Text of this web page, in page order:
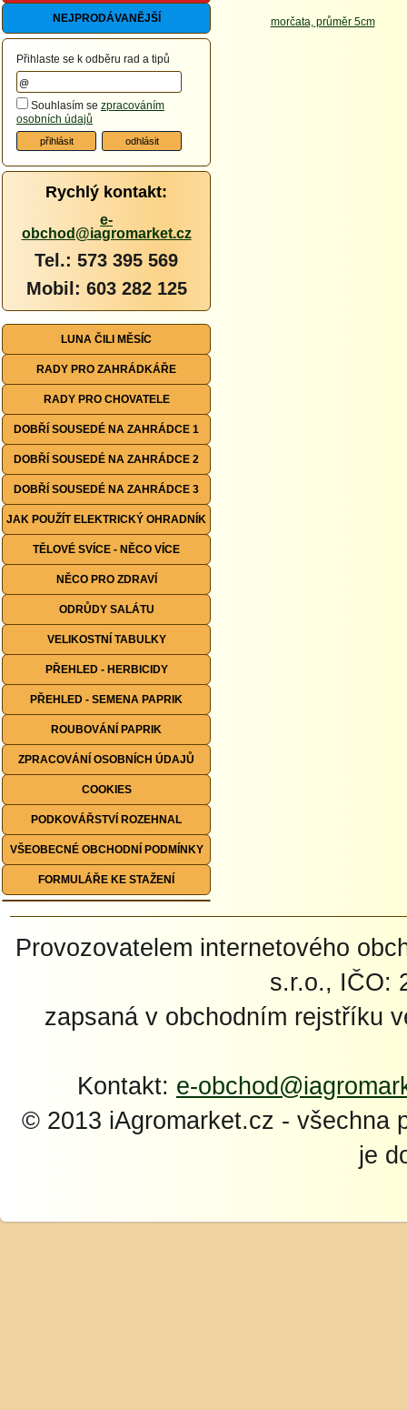
NEJPRODÁVANĚJŠÍ
Přihlaste se k odběru rad a tipů
Souhlasím se zpracováním
osobních údajů
Rychlý kontakt:
e-
obchod@iagromarket.cz
Tel.: 573 395 569
Mobil: 603 282 125
LUNA ČILI MĚSÍC
RADY PRO ZAHRÁDKÁŘE
RADY PRO CHOVATELE
DOBŘÍ SOUSEDÉ NA ZAHRÁDCE 1
DOBŘÍ SOUSEDÉ NA ZAHRÁDCE 2
DOBŘÍ SOUSEDÉ NA ZAHRÁDCE 3
JAK POUŽÍT ELEKTRICKÝ OHRADNÍK
TĚLOVÉ SVÍCE - NĚCO VÍCE
NĚCO PRO ZDRAVÍ
ODRŮDY SALÁTU
VELIKOSTNÍ TABULKY
PŘEHLED - HERBICIDY
PŘEHLED - SEMENA PAPRIK
ROUBOVÁNÍ PAPRIK
ZPRACOVÁNÍ OSOBNÍCH ÚDAJŮ
COOKIES
PODKOVÁŘSTVÍ ROZEHNAL
VŠEOBECNÉ OBCHODNÍ PODMÍNKY
FORMULÁŘE KE STAŽENÍ
Provozovatelem internetového
s.r.o., IČO:
zapsaná v obchodním rejstříku
Kontakt: e-
© 2013 iAgromarket.cz - všechna
je